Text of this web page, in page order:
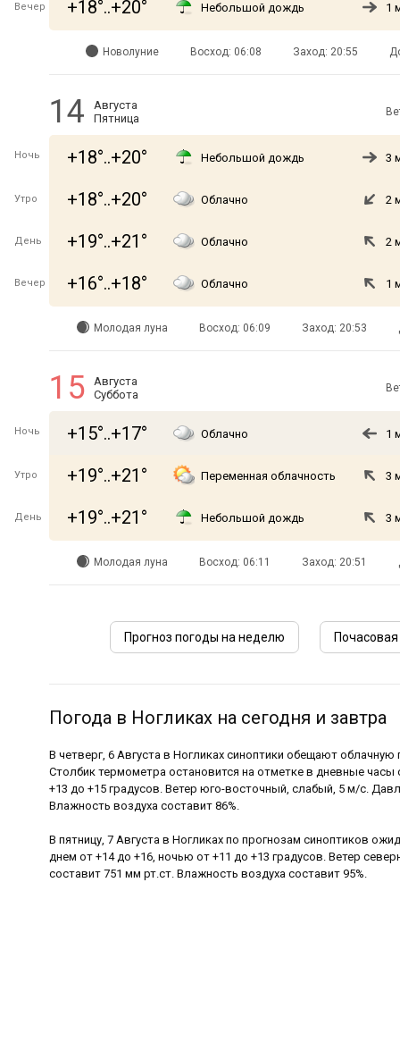
Вечер +18°..+20° Небольшой дождь 1
Новолуние Восход: 06:08 Заход: 20:55
14
Августа
Пятница
Ночь +18°..+20° Небольшой дождь 3
Утро +18°..+20° Облачно 2
День +19°..+21° Облачно 2
Вечер +16°..+18° Облачно 1
Молодая луна Восход: 06:09 Заход: 20:53
15
Августа
Суббота
Ночь +15°..+17° Облачно 1
Утро +19°..+21° Переменная облачность 3
День +19°..+21° Небольшой дождь 3
Молодая луна Восход: 06:11 Заход: 20:51
Прогноз погоды на неделю
Погода в Ногликах на сегодня и завтра
В четверг, 6 Августа в Ногликах синоптики обещают
Столбик термометра остановится на отметке в дневные часы
+13 до +15 градусов. Ветер юго-восточный, слабый, 5 м/с.
Влажность воздуха составит 86%.
В пятницу, 7 Августа в Ногликах по прогнозам синоптиков
днем от +14 до +16, ночью от +11 до +13 градусов. Ветер
составит 751 мм рт.ст. Влажность воздуха составит 95%.